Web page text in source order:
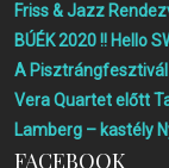
Friss & Jazz
BÚÉK 2020 !! Hello
A Pisztrángfesztivál
Vera Quartet előtt
Lamberg – kastély
FACEBOOK